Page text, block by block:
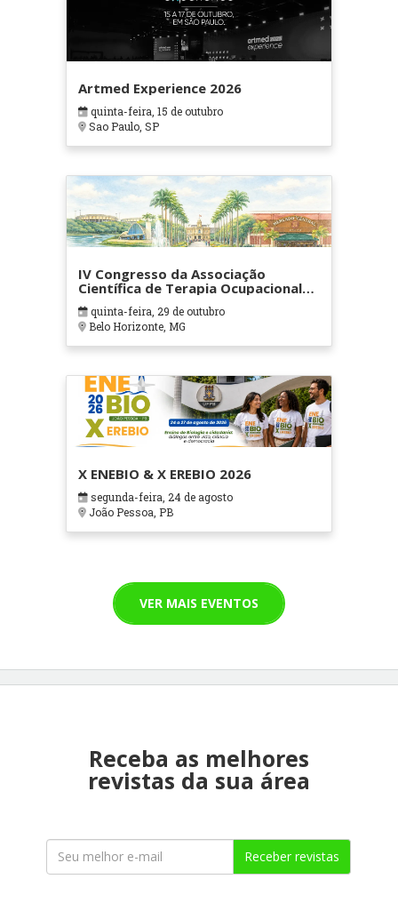
Artmed Experience 2026
quinta-feira, 15 de outubro
Sao Paulo, SP
IV Congresso da Associação
Científica de Terapia Ocupacional
em Contextos Hospitalares e
Cuidados Paliativos - ATOHOSP
quinta-feira, 29 de outubro
Belo Horizonte, MG
X ENEBIO & X EREBIO 2026
segunda-feira, 24 de agosto
João Pessoa, PB
VER MAIS EVENTOS
Receba as melhores
revistas da sua área
Receber revistas